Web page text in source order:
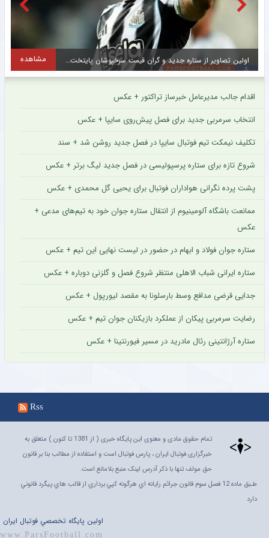
حضور در لیگ یک انتخاب جالب چهره محبوب استقلال + عکس مشاهده
اقدام جالب مدیرعامل خبرساز تراکتور + عکس
انتخاب سرمربی جدید برای فصل پیش‌روی سایپا + عکس
تکلیف نیمکت تیم فوتبال سایپا در فصل جدید روشن شد + سند
شروع تازه برای ستاره پرسپولیسی در فصل جدید لیگ برتر + عکس
پشت پرده نگرانی هواداران فوتبال برای یحیی گل محمدی + عکس
ممانعت باشگاه آلومینیوم از انتقال ستاره جوان خود به تیم‌های مدعی +
عکس
ستاره جوان فولاد و ابهام در حضور در لیست نهایی این تیم + عکس
ستاره ایرانی شباب الاهلی منتظر شروع فصل و گلزنی دوباره + عکس
جدایی قرضی مدافع وسط بارسلونا به مقصد لیورپول + عکس
رضایت سرمربی پیکان از عملکرد بازیکنان جوان تیم + عکس
ستاره آرژانتینی رئال مادرید در مسیر فیورنتینا + عکس
Rss
تمام حقوق مادی و معنوی این پایگاه خبری ( از 1381 تا کنون ) متعلق به
خبرگزاری فوتبال ایران ، پارس فوتبال است و استفاده از مطالب بنا بر قانون
حق مولف تنها با ذکر آدرس لینک منبع بلامانع است.
طـبق ماده 12 فصل سوم قانون جرائم رايانه اي هرگونه کپي برداري از قالب هاي پيگرد قانوني
دارد
اولين پايگاه تخصصي فوتبال ايران
www.ParsFootball.com